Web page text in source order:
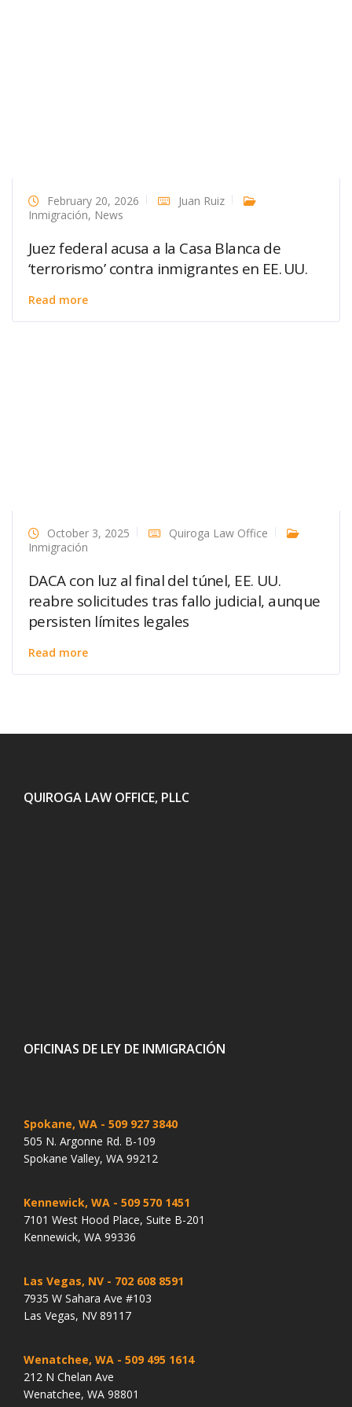
February 20, 2026
Juan Ruiz
Inmigración, News
Juez federal acusa a la Casa Blanca de
‘terrorismo’ contra inmigrantes en EE. UU.
Read more
October 3, 2025
Quiroga Law Office
Inmigración
DACA con luz al final del túnel, EE. UU.
reabre solicitudes tras fallo judicial, aunque
persisten límites legales
Read more
QUIROGA LAW OFFICE, PLLC
OFICINAS DE LEY DE INMIGRACIÓN
Spokane, WA - 509 927 3840
505 N. Argonne Rd. B-109
Spokane Valley, WA 99212
Kennewick, WA - 509 570 1451
7101 West Hood Place, Suite B-201
Kennewick, WA 99336
Las Vegas, NV - 702 608 8591
7935 W Sahara Ave #103
Las Vegas, NV 89117
Wenatchee, WA - 509 495 1614
212 N Chelan Ave
Wenatchee, WA 98801